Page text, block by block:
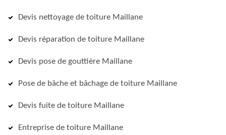
Devis nettoyage de toiture Maillane
Devis réparation de toiture Maillane
Devis pose de gouttière Maillane
Pose de bâche et bâchage de toiture Maillane
Devis fuite de toiture Maillane
Entreprise de toiture Maillane